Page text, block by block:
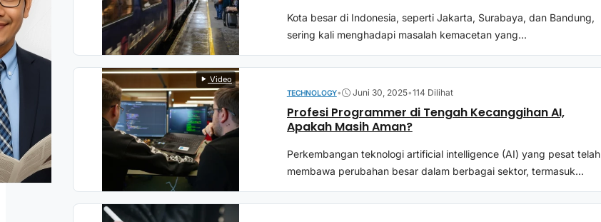
Kota besar di Indonesia, seperti Jakarta, Surabaya, dan Bandung,
sering kali menghadapi masalah kemacetan yang...
Video
TECHNOLOGY• Juni 30, 2025•114 Dilihat
Profesi Programmer di Tengah Kecanggihan AI,
Apakah Masih Aman?
Perkembangan teknologi artificial intelligence (AI) yang pesat telah
membawa perubahan besar dalam berbagai sektor, termasuk...